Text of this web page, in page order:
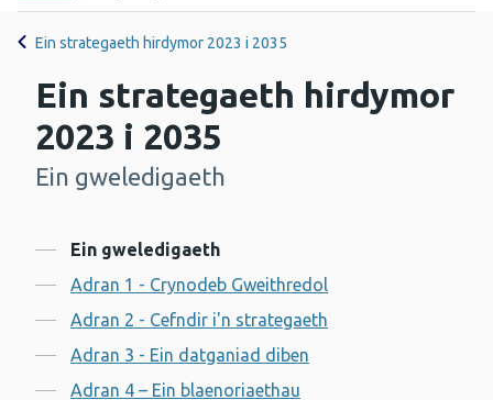
Ein strategaeth hirdymor 2023 i 2035
Ein strategaeth hirdymor
2023 i 2035
-
Ein gweledigaeth
Cynnwys
Ein gweledigaeth
Adran 1 - Crynodeb Gweithredol
Adran 2 - Cefndir i'n strategaeth
Adran 3 - Ein datganiad diben
Adran 4 – Ein blaenoriaethau